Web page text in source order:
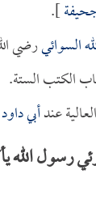
].
السوائيرضي
الكتب الستة.
عندأبي داود
الله